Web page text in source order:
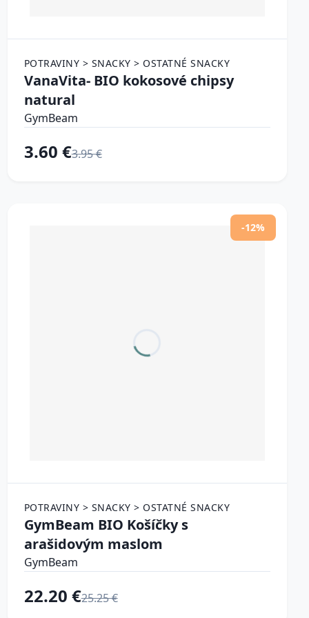
POTRAVINY > SNACKY > OSTATNÉ SNACKY
VanaVita- BIO kokosové chipsy
natural
GymBeam
3.60 €3.95 €
-12%
POTRAVINY > SNACKY > OSTATNÉ SNACKY
GymBeam BIO Košíčky s
arašidovým maslom
GymBeam
22.20 €25.25 €